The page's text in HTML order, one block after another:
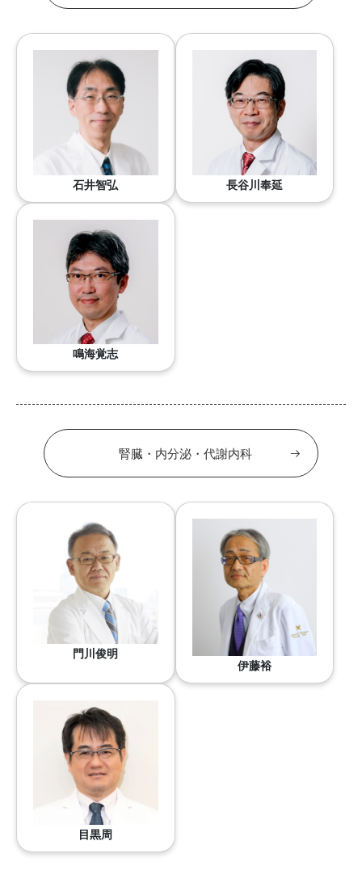
石井智弘 長谷川奉延
鳴海覚志
腎臓・内分泌・代謝内科
門川俊明
伊藤裕
目黒周